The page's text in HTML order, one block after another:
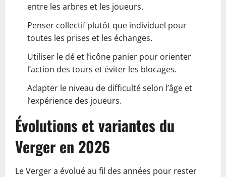
entre les arbres et les joueurs.
Penser collectif plutôt que individuel pour
toutes les prises et les échanges.
Utiliser le dé et l’icône panier pour orienter
l’action des tours et éviter les blocages.
Adapter le niveau de difficulté selon l’âge et
l’expérience des joueurs.
Évolutions et variantes du
Verger en 2026
Le Verger a évolué au fil des années pour rester